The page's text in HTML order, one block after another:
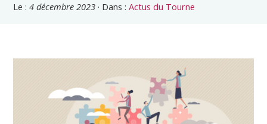
Le :4 décembre 2023 · Dans :Actus du Tourne